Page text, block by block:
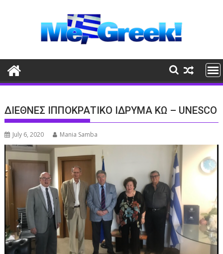
ΔΙΕΘΝΕΣ ΙΠΠΟΚΡΑΤΙΚΟ ΙΔΡΥΜΑ ΚΩ – UNESCO
July 6, 2020 Mania Samba